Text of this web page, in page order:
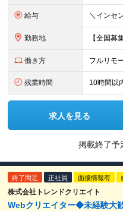
給与
勤務地
働き方 フルリモ
残業時間 10時間以
求人を見る
掲載終了予
終了間近 正社員 面接情報有
株式会社トレンドクリエイト
Webクリエイター◆未経験大